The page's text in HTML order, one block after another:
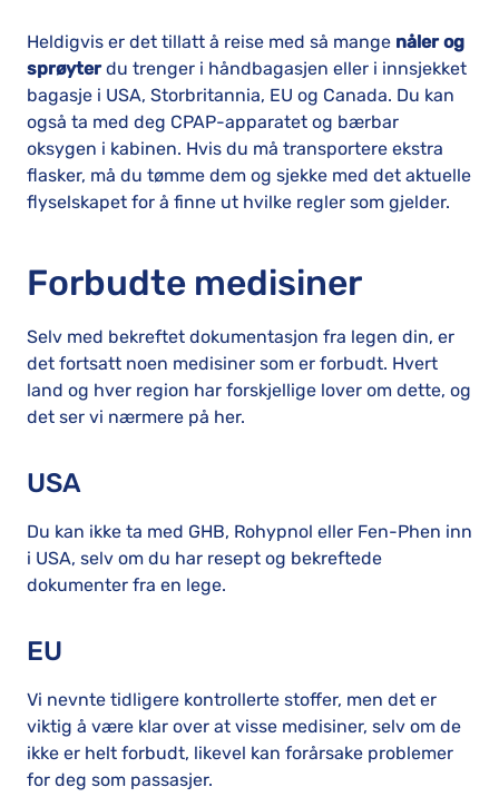
Heldigvis er det tillatt å reise med så mange nåler og
sprøyterdu trenger i håndbagasjen eller i innsjekket
bagasje i USA, Storbritannia, EU og Canada. Du kan
også ta med deg CPAP-apparatet og bærbar
oksygen i kabinen. Hvis du må transportere ekstra
flasker, må du tømme dem og sjekke med det aktuelle
flyselskapet for å finne ut hvilke regler som gjelder.
Forbudte medisiner
Selv med bekreftet dokumentasjon fra legen din, er
det fortsatt noen medisiner som er forbudt. Hvert
land og hver region har forskjellige lover om dette, og
det ser vi nærmere på her.
USA
Du kan ikke ta med GHB, Rohypnol eller Fen-Phen inn
i USA, selv om du har resept og bekreftede
dokumenter fra en lege.
EU
Vi nevnte tidligere kontrollerte stoffer, men det er
viktig å være klar over at visse medisiner, selv om de
ikke er helt forbudt, likevel kan forårsake problemer
for deg som passasjer.